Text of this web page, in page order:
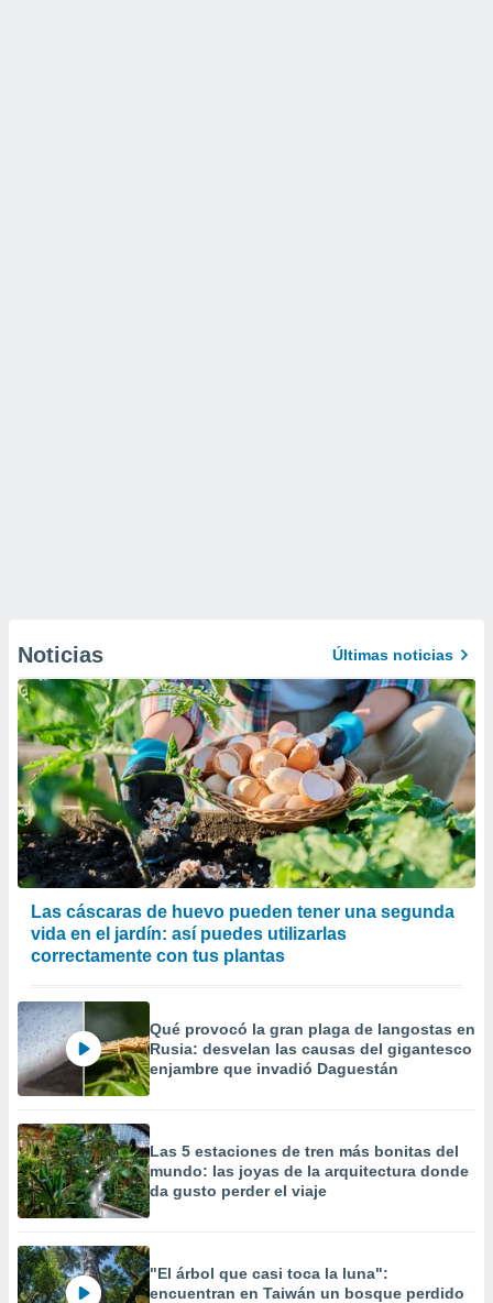
Noticias Últimas noticias
Las cáscaras de huevo pueden tener una segunda
vida en el jardín: así puedes utilizarlas
correctamente con tus plantas
Qué provocó la gran plaga de langostas en
Rusia: desvelan las causas del gigantesco
enjambre que invadió Daguestán
Las 5 estaciones de tren más bonitas del
mundo: las joyas de la arquitectura donde
da gusto perder el viaje
"El árbol que casi toca la luna":
encuentran en Taiwán un bosque perdido